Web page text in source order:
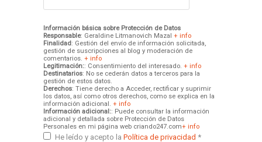
Información básica sobre Protección de Datos
Responsable: Geraldine Litmanovich Mazal + info
Finalidad: Gestión del envío de información solicitada,
gestión de suscripciones al blog y moderación de
comentarios. + info
Legitimación:: Consentimiento del interesado. + info
Destinatarios: No se cederán datos a terceros para la
gestión de estos datos.
Derechos: Tiene derecho a Acceder, rectificar y suprimir
los datos, así como otros derechos, como se explica en la
información adicional. + info
Información adicional:: Puede consultar la información
adicional y detallada sobre Protección de Datos
Personales en mi página web criando247.com+ info
He leído y acepto la Política de privacidad *